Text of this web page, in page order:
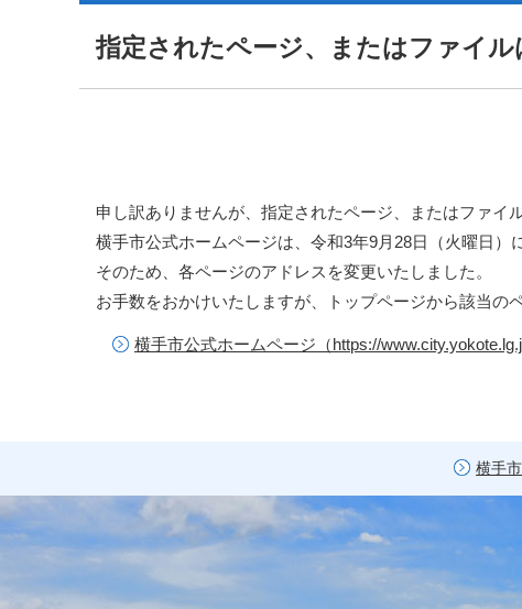
指定されたページ、またはファイル
申し訳ありませんが、指定されたページ、またはファイ
横手市公式ホームページは、令和3年9月28日（火曜日）
そのため、各ページのアドレスを変更いたしました。
お手数をおかけいたしますが、トップページから該当の
横手市公式ホームページ（https://
横手